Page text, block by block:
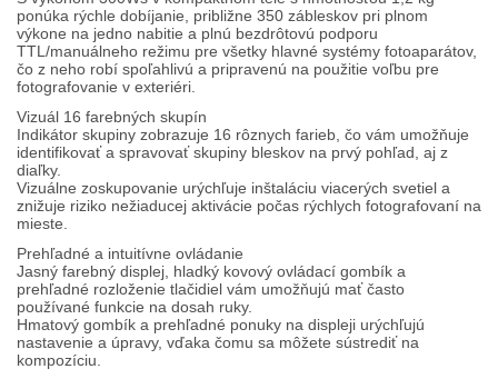
Informácie
Domov
Doručenie tovaru
Zákaznícka karta
Ako nakupovať
Požičovňa
Kamenná predajňa
Kontakt
ponúka rýchle dobíjanie, približne 350 zábleskov pri plnom
výkone na jedno nabitie a plnú bezdrôtovú podporu
TTL/manuálneho režimu pre všetky hlavné systémy fotoaparátov,
čo z neho robí spoľahlivú a pripravenú na použitie voľbu pre
fotografovanie v exteriéri.
Vizuál 16 farebných skupín
Indikátor skupiny zobrazuje 16 rôznych farieb, čo vám umožňuje
identifikovať a spravovať skupiny bleskov na prvý pohľad, aj z
diaľky.
Vizuálne zoskupovanie urýchľuje inštaláciu viacerých svetiel a
znižuje riziko nežiaducej aktivácie počas rýchlych fotografovaní na
mieste.
Prehľadné a intuitívne ovládanie
Jasný farebný displej, hladký kovový ovládací gombík a
prehľadné rozloženie tlačidiel vám umožňujú mať často
používané funkcie na dosah ruky.
Hmatový gombík a prehľadné ponuky na displeji urýchľujú
nastavenie a úpravy, vďaka čomu sa môžete sústrediť na
kompozíciu.